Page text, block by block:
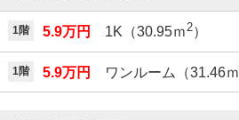
1階 5.9万円 1K（30.95ｍ2）
1階 5.9万円 ワンルーム（31.46ｍ